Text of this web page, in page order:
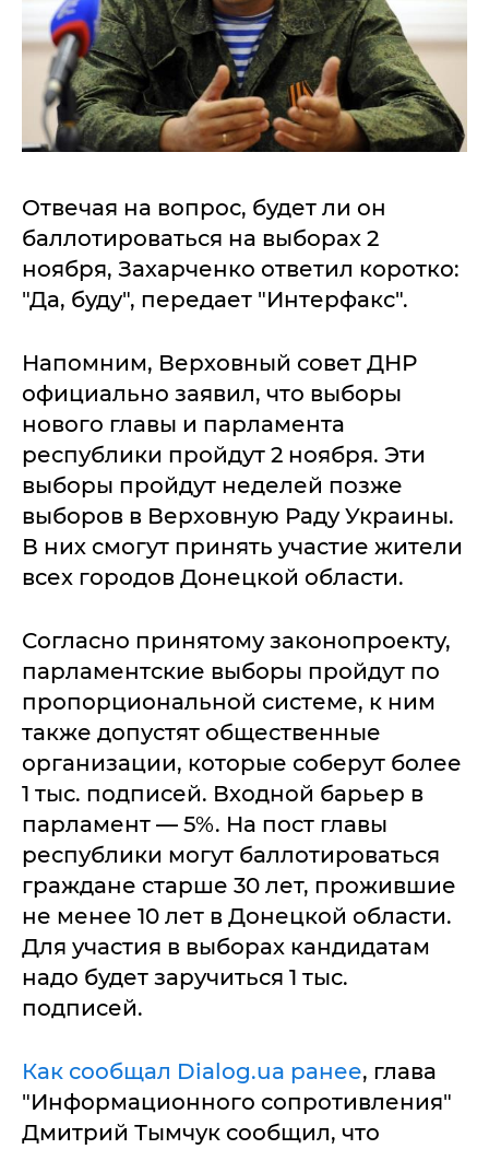
Отвечая на вопрос, будет ли он
баллотироваться на выборах 2
ноября, Захарченко ответил коротко:
"Да, буду", передает "Интерфакс".
Напомним, Верховный совет ДНР
официально заявил, что выборы
нового главы и парламента
республики пройдут 2 ноября. Эти
выборы пройдут неделей позже
выборов в Верховную Раду Украины.
В них смогут принять участие жители
всех городов Донецкой области.
Согласно принятому законопроекту,
парламентские выборы пройдут по
пропорциональной системе, к ним
также допустят общественные
организации, которые соберут более
1 тыс. подписей. Входной барьер в
парламент — 5%. На пост главы
республики могут баллотироваться
граждане старше 30 лет, прожившие
не менее 10 лет в Донецкой области.
Для участия в выборах кандидатам
надо будет заручиться 1 тыс.
подписей.
Как сообщал Dialog.ua ранее, глава
"Информационного сопротивления"
Дмитрий Тымчук сообщил, что